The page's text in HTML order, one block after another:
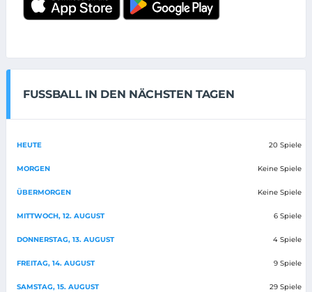
FUSSBALL IN DEN NÄCHSTEN TAGEN
HEUTE 20 Spiele
MORGEN Keine Spiele
ÜBERMORGEN Keine Spiele
MITTWOCH, 12. AUGUST 6 Spiele
DONNERSTAG, 13. AUGUST 4 Spiele
FREITAG, 14. AUGUST 9 Spiele
SAMSTAG, 15. AUGUST 29 Spiele